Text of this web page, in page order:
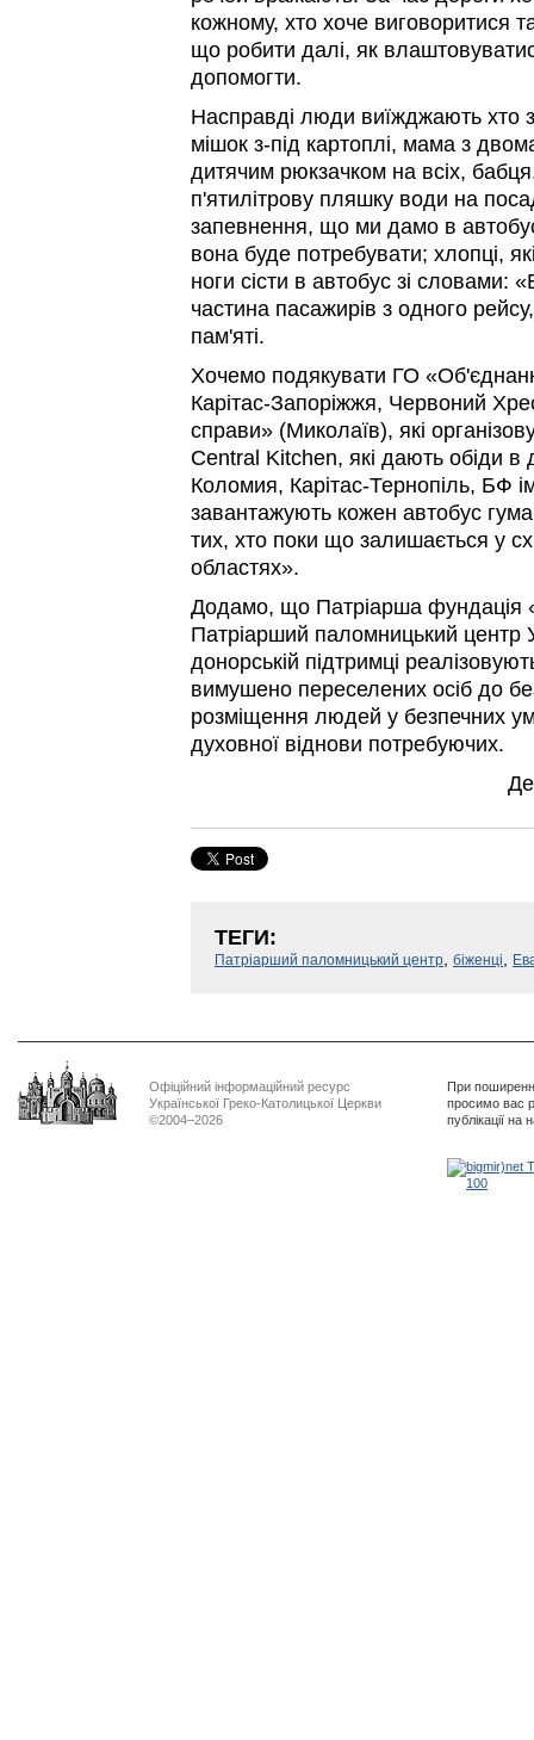
кожному, хто хоче виговоритися
що робити далі, як
допомогти.
Насправді люди виїжджають хто
мішок з-під картоплі, мама з
дитячим рюкзачком на всіх,
п'ятилітрову пляшку води на
запевнення, що ми дамо в
вона буде потребувати; хлопці,
ноги сісти в автобус зі словами:
частина пасажирів з одного
пам'яті.
Хочемо подякувати ГО
Карітас-Запоріжжя, Червоний
справи» (Миколаїв), які
Central Kitchen, які дають обіди в
Коломия, Карітас-Тернопіль, БФ
завантажують кожен автобус
тих, хто поки що залишається у
областях».
Додамо, що Патріарша фундація
Патріарший паломницький центр
донорській підтримці
вимушено переселених осіб до
розміщення людей у безпечних
духовної віднови потребуючих.
ТЕГИ:
Патріарший паломницький центр, біженці,
Офіційний інформаційний ресурс
Української Греко-Католицької Церкви
©2004–2026
При
просимо вас
публікації на